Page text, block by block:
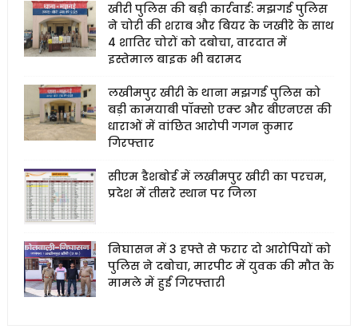
खीरी पुलिस की बड़ी कार्रवाई: मझगई पुलिस
ने चोरी की शराब और बियर के जखीरे के साथ
4 शातिर चोरों को दबोचा, वारदात में
इस्तेमाल बाइक भी बरामद
लखीमपुर खीरी के थाना मझगई पुलिस को
बड़ी कामयाबी पॉक्सो एक्ट और बीएनएस की
धाराओं में वांछित आरोपी गगन कुमार
गिरफ्तार
सीएम डैशबोर्ड में लखीमपुर खीरी का परचम,
प्रदेश में तीसरे स्थान पर जिला
निघासन में 3 हफ्ते से फरार दो आरोपियों को
पुलिस ने दबोचा, मारपीट में युवक की मौत के
मामले में हुई गिरफ्तारी